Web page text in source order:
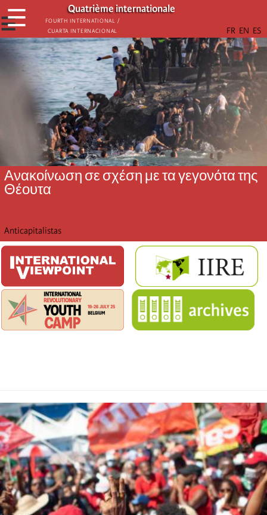
Παράκαμψη
προς
το
κυρίως
περιεχόμενο
Quatrième internationale
Fourth International /
Cuarta Internacional
☰
☰
Ανακοίνωση σε σχέση με τα γεγονότα της
Θέουτα
Anticapitalistas